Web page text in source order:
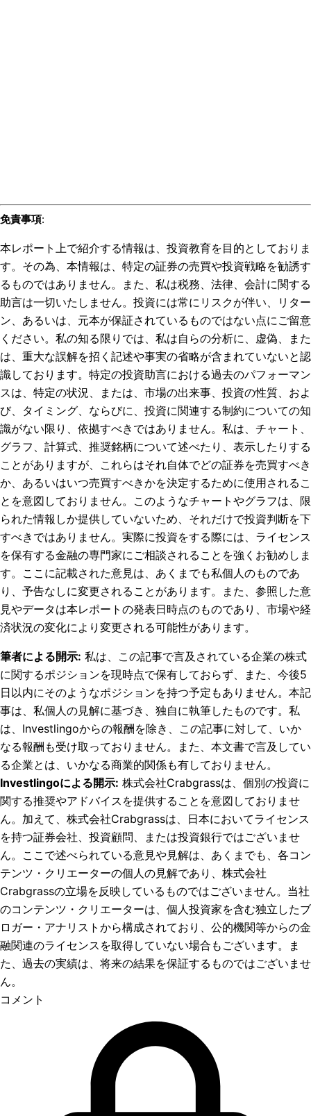
免責事項:
本レポート上で紹介する情報は、投資教育を目的としておりま
す。その為、本情報は、特定の証券の売買や投資戦略を勧誘す
るものではありません。また、私は税務、法律、会計に関する
助言は一切いたしません。投資には常にリスクが伴い、リター
ン、あるいは、元本が保証されているものではない点にご留意
ください。私の知る限りでは、私は自らの分析に、虚偽、また
は、重大な誤解を招く記述や事実の省略が含まれていないと認
識しております。特定の投資助言における過去のパフォーマン
スは、特定の状況、または、市場の出来事、投資の性質、およ
び、タイミング、ならびに、投資に関連する制約についての知
識がない限り、依拠すべきではありません。私は、チャート、
グラフ、計算式、推奨銘柄について述べたり、表示したりする
ことがありますが、これらはそれ自体でどの証券を売買すべき
か、あるいはいつ売買すべきかを決定するために使用されるこ
とを意図しておりません。このようなチャートやグラフは、限
られた情報しか提供していないため、それだけで投資判断を下
すべきではありません。実際に投資をする際には、ライセンス
を保有する金融の専門家にご相談されることを強くお勧めしま
す。ここに記載された意見は、あくまでも私個人のものであ
り、予告なしに変更されることがあります。また、参照した意
見やデータは本レポートの発表日時点のものであり、市場や経
済状況の変化により変更される可能性があります。
筆者による開示: 私は、この記事で言及されている企業の株式
に関するポジションを現時点で保有しておらず、また、今後5
日以内にそのようなポジションを持つ予定もありません。 本記
事は、私個人の見解に基づき、独自に執筆したものです。私
は、Investlingoからの報酬を除き、この記事に対して、いか
なる報酬も受け取っておりません。また、本文書で言及してい
る企業とは、いかなる商業的関係も有しておりません。
Investlingoによる開示: 株式会社Crabgrassは、個別の投資に
関する推奨やアドバイスを提供することを意図しておりませ
ん。加えて、株式会社Crabgrassは、日本においてライセンス
を持つ証券会社、投資顧問、または投資銀行ではございませ
ん。ここで述べられている意見や見解は、あくまでも、各コン
テンツ・クリエーターの個人の見解であり、株式会社
Crabgrassの立場を反映しているものではございません。当社
のコンテンツ・クリエーターは、個人投資家を含む独立したブ
ロガー・アナリストから構成されており、公的機関等からの金
融関連のライセンスを取得していない場合もございます。ま
た、過去の実績は、将来の結果を保証するものではございませ
ん。
コメント